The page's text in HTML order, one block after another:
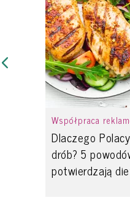
Współpraca
Dlaczego
drób? 5
potwierdzają